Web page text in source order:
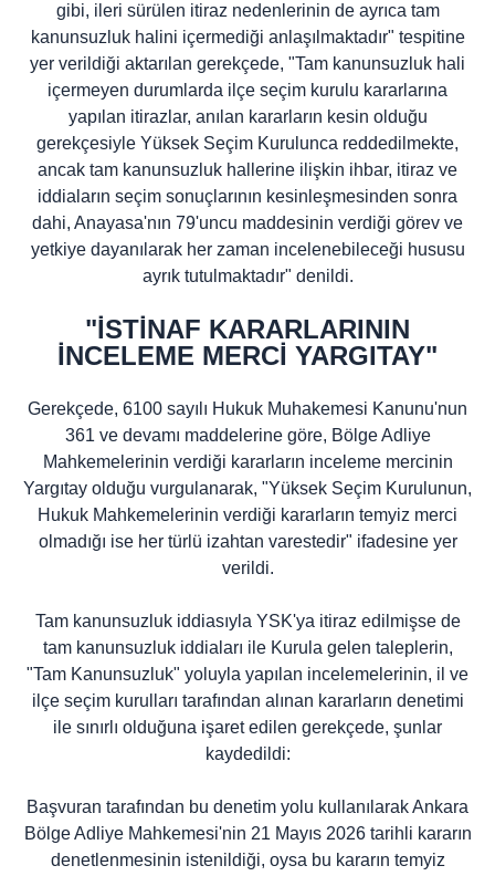
gibi, ileri sürülen itiraz nedenlerinin de ayrıca tam
kanunsuzluk halini içermediği anlaşılmaktadır" tespitine
yer verildiği aktarılan gerekçede, "Tam kanunsuzluk hali
içermeyen durumlarda ilçe seçim kurulu kararlarına
yapılan itirazlar, anılan kararların kesin olduğu
gerekçesiyle Yüksek Seçim Kurulunca reddedilmekte,
ancak tam kanunsuzluk hallerine ilişkin ihbar, itiraz ve
iddiaların seçim sonuçlarının kesinleşmesinden sonra
dahi, Anayasa'nın 79'uncu maddesinin verdiği görev ve
yetkiye dayanılarak her zaman incelenebileceği hususu
ayrık tutulmaktadır" denildi.
"İSTİNAF KARARLARININ
İNCELEME MERCİ YARGITAY"
Gerekçede, 6100 sayılı Hukuk Muhakemesi Kanunu'nun
361 ve devamı maddelerine göre, Bölge Adliye
Mahkemelerinin verdiği kararların inceleme mercinin
Yargıtay olduğu vurgulanarak, "Yüksek Seçim Kurulunun,
Hukuk Mahkemelerinin verdiği kararların temyiz merci
olmadığı ise her türlü izahtan varestedir" ifadesine yer
verildi.
Tam kanunsuzluk iddiasıyla YSK'ya itiraz edilmişse de
tam kanunsuzluk iddiaları ile Kurula gelen taleplerin,
"Tam Kanunsuzluk" yoluyla yapılan incelemelerinin, il ve
ilçe seçim kurulları tarafından alınan kararların denetimi
ile sınırlı olduğuna işaret edilen gerekçede, şunlar
kaydedildi:
Başvuran tarafından bu denetim yolu kullanılarak Ankara
Bölge Adliye Mahkemesi'nin 21 Mayıs 2026 tarihli kararın
denetlenmesinin istenildiği, oysa bu kararın temyiz